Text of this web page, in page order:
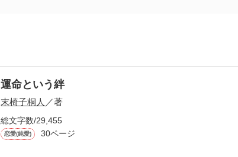
運命という絆
末椅子桐人 ／著
総文字数/29,455
恋愛(純愛) 30ページ